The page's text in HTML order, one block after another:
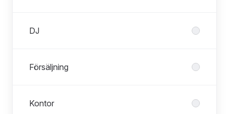
DJ
Försäljning
Kontor